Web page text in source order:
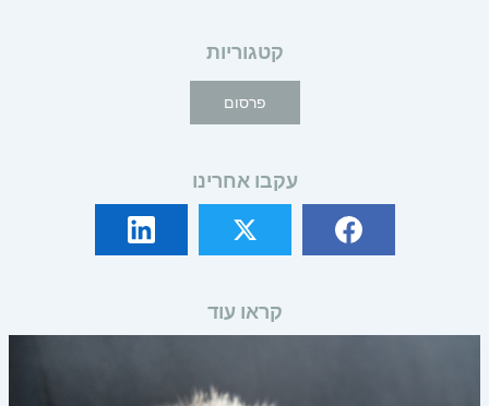
קטגוריות
פרסום
עקבו אחרינו
קראו עוד